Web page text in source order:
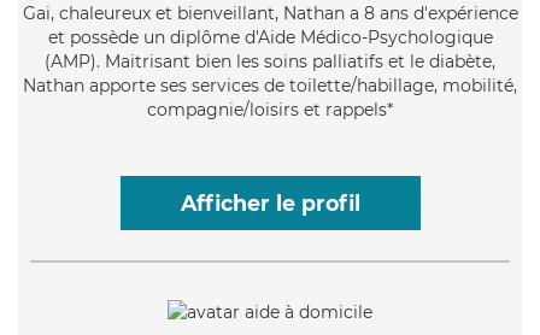
Gai, chaleureux et bienveillant, Nathan a 8 ans d'expérience
et possède un diplôme d'Aide Médico-Psychologique
(AMP). Maitrisant bien les soins palliatifs et le diabète,
Nathan apporte ses services de toilette/habillage, mobilité,
compagnie/loisirs et rappels*
Afficher le profil